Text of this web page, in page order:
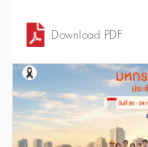
Download PDF